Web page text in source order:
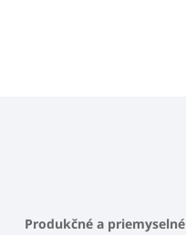
Produkčné a priemyselné